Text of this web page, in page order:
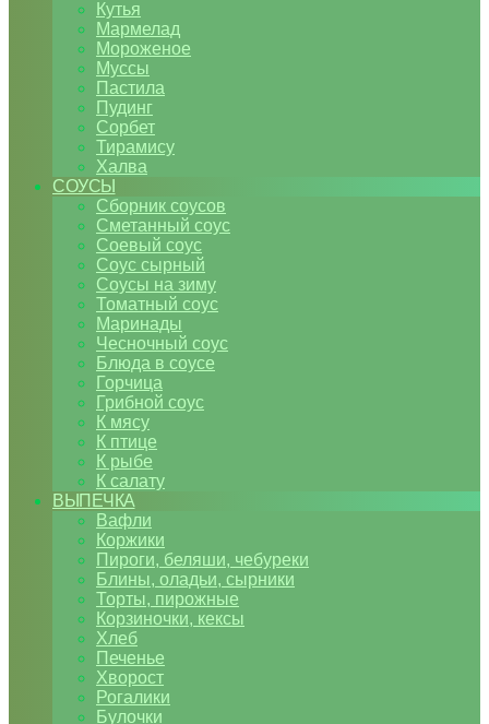
Кутья
Мармелад
Мороженое
Муссы
Пастила
Пудинг
Сорбет
Тирамису
Халва
СОУСЫ
Сборник соусов
Сметанный соус
Соевый соус
Соус сырный
Соусы на зиму
Томатный соус
Маринады
Чесночный соус
Блюда в соусе
Горчица
Грибной соус
К мясу
К птице
К рыбе
К салату
ВЫПЕЧКА
Вафли
Коржики
Пироги, беляши, чебуреки
Блины, оладьи, сырники
Торты, пирожные
Корзиночки, кексы
Хлеб
Печенье
Хворост
Рогалики
Булочки